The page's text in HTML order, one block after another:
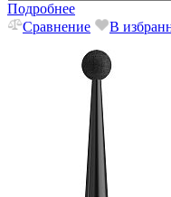
Подробнее
Сравнение
В